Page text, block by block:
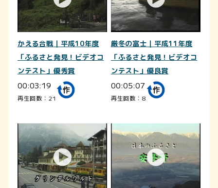
かえる合戦｜平成10年度
「ふるさと発見！ビデオコ
ンテスト」優秀賞
00:03:19
再生回数：21
厳冬の富士｜平成11年度
「ふるさと発見！ビデオコ
ンテスト」優良賞
00:05:07
再生回数：8